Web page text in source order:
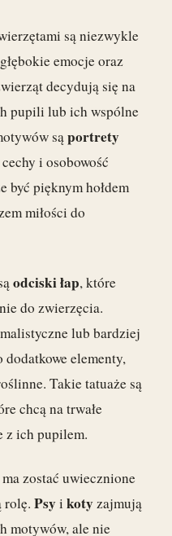
są niezwykle
emocje oraz
decydują się na
pupili lub ich wspólne
sąportrety
i osobowość
być pięknym hołdem
miłości do
odciski łap, które
do zwierzęcia.
lub bardziej
elementy,
Takie tatuaże są
chcą na trwałe
z ich pupilem.
zostać uwiecznione
rolę. Psyi kotyzajmują
motywów, ale nie